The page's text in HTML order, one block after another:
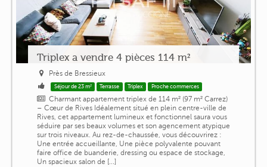
Triplex a vendre 4 pièces 114 m²
Près de Bressieux
Séjour de 23 m² Terrasse Triplex Proche commerces
Charmant appartement triplex de 114 m² (97 m² Carrez)
– Cœur de Rives Idéalement situé en plein centre-ville de
Rives, cet appartement lumineux et fonctionnel saura vous
séduire par ses beaux volumes et son agencement atypique
sur trois niveaux. Au rez-de-chaussée, vous découvrirez :
Une entrée accueillante, Une pièce polyvalente pouvant
faire office de buanderie, dressing ou espace de stockage,
Un spacieux salon de [...]